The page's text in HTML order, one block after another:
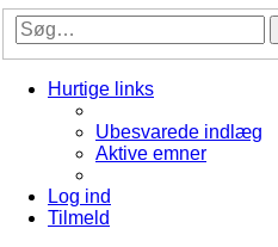
Hurtige links
Ubesvarede indlæg
Aktive emner
Log ind
Tilmeld